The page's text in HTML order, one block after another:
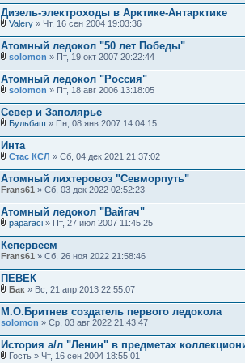
е
н
и
л
о
ж
е
н
и
Дизель-электроходы в Арктике-Антарктике
л
о
ж
е
н
и
Valery » Чт, 16 сен 2004 19:03:36
Атомный ледокол "50 лет Победы"
о
ж
е
н
и
solomon » Пт, 19 окт 2007 20:22:44
Атомный ледокол "Россия"
л
о
ж
е
н
и
solomon » Пт, 18 авг 2006 13:18:05
Север и Заполярье
л
о
ж
е
н
и
Бульбаш » Пн, 08 янв 2007 14:04:15
Инта
л
о
ж
е
н
и
Стас КСЛ » Сб, 04 дек 2021 21:37:02
Атомный лихтеровоз "Севморпуть"
Frans61 » Сб, 03 дек 2022 02:52:23
Атомный ледокол "Вайгач"
В
л
о
ж
е
н
и
paparaci » Пт, 27 июл 2007 11:45:25
Кепервеем
Frans61 » Сб, 26 ноя 2022 21:58:46
ПЕВЕК
л
о
ж
е
н
и
Бак » Вс, 21 апр 2013 22:55:07
М.О.Бритнев создатель первого ледокола
solomon » Ср, 03 авг 2022 21:43:47
История а/л "Ленин" в предметах
Гость » Чт, 16 сен 2004 18:55:01